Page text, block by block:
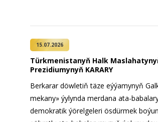
15.07.2026
Türkmenistanyň Halk
Prezidiumynyň KARARY
Berkarar döwletiň täze eýýamynyň
mekany» ýylynda merdana ata-
demokratik ýörelgeleri ösdürmek